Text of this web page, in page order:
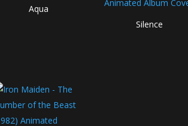
Aqua
Silence